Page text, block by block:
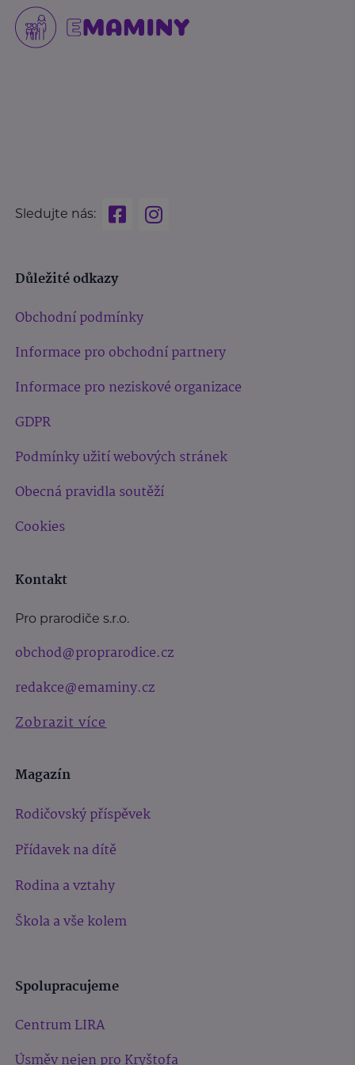
Sledujte nás:
Důležité odkazy
Obchodní podmínky
Informace pro obchodní partnery
Informace pro neziskové organizace
GDPR
Podmínky užití webových stránek
Obecná pravidla soutěží
Cookies
Kontakt
Pro prarodiče s.r.o.
obchod@proprarodice.cz
redakce@emaminy.cz
Zobrazit více
Magazín
Rodičovský příspěvek
Přídavek na dítě
Rodina a vztahy
Škola a vše kolem
Spolupracujeme
Centrum LIRA
Úsměv nejen pro Kryštofa